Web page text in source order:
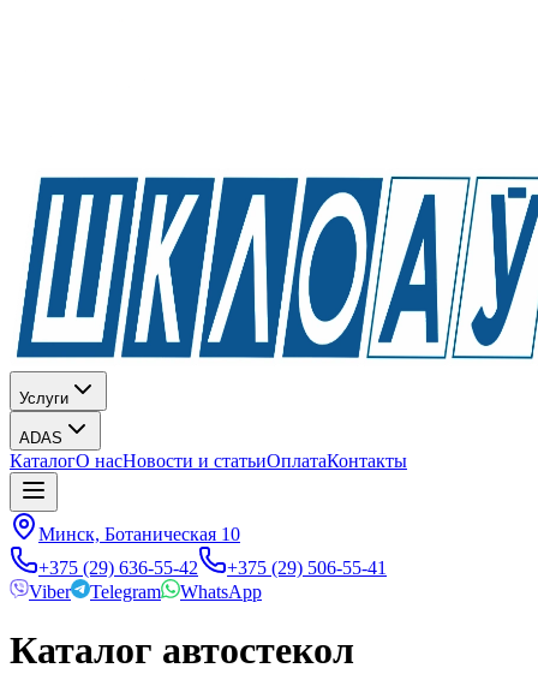
Услуги
ADAS
КаталогО насНовости и статьиОплатаКонтакты
Минск, Ботаническая 10
+375 (29) 636-55-42
+375 (29) 506-55-41
Viber
Telegram WhatsApp
Каталог автостекол